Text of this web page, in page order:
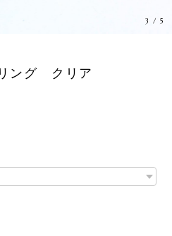
3 /5
ング クリア